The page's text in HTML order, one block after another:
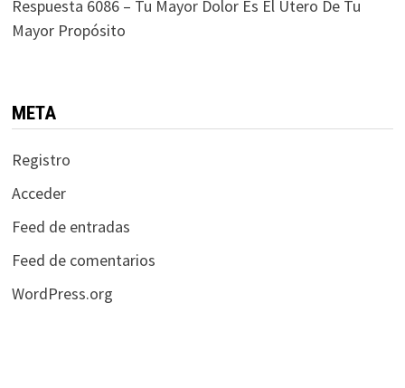
Respuesta 6086 – Tu Mayor Dolor Es El Útero De Tu
Mayor Propósito
META
Registro
Acceder
Feed de entradas
Feed de comentarios
WordPress.org